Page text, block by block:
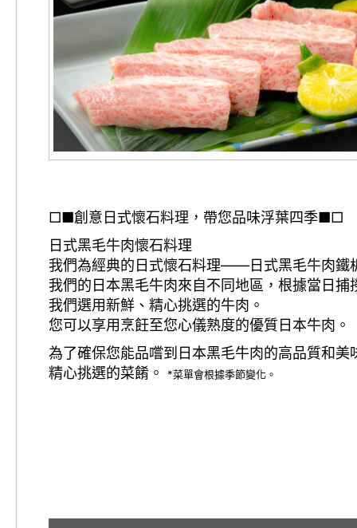
□■創意日式懷石料理，帶您品味浮葉四季■□
日式黑毛牛肉懷石料理
我們為經典的日式懷石料理——日式黑毛牛肉
我們的日本黑毛牛肉來自不同地區，根據當日捕
我們選用新鮮、精心挑選的牛肉。
您可以享用烹飪至您心儀熟度的優質日本牛肉。
為了確保您能品嚐到日本黑毛牛肉的高品質和美
精心挑選的菜餚。
*菜單會根據季節變化。